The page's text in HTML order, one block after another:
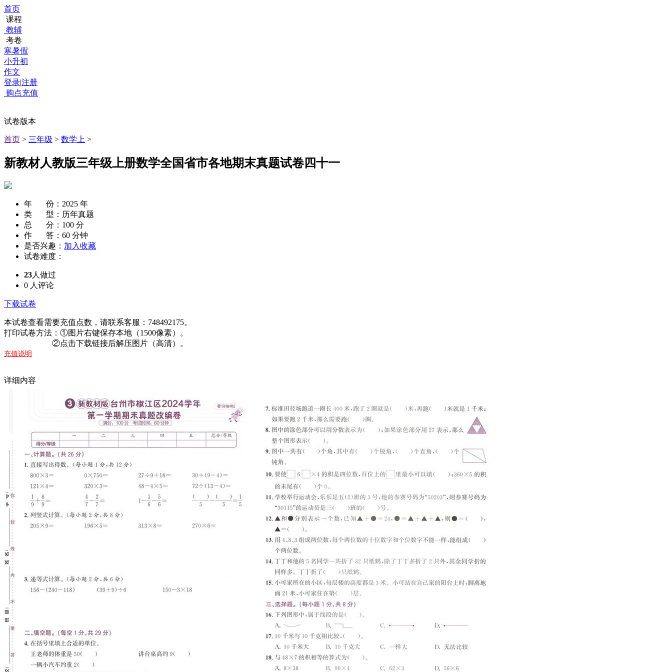
首页
课程
教辅
考卷
寒暑假
小升初
作文
登录|注册
购点充值
试卷版本
首页 > 三年级 > 数学上 >
新教材人教版三年级上册数学全国省市各地期末真题试卷四十一
年 份： 2025 年
类 型： 历年真题
总 分： 100 分
作 答： 60 分钟
是否兴趣： 加入收藏
试卷难度：
23人做过
0 人评论
下载试卷
本试卷查看需要充值点数，请联系客服：748492175。
打印试卷方法：①图片右键保存本地（1500像素）。
②点击下载链接后解压图片（高清）。
充值说明
详细内容